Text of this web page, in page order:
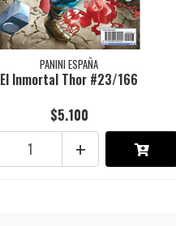
PANINI ESPAÑA
El Inmortal Thor #23/166
$5.100
+